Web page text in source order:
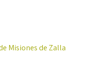
Misiones de Zalla